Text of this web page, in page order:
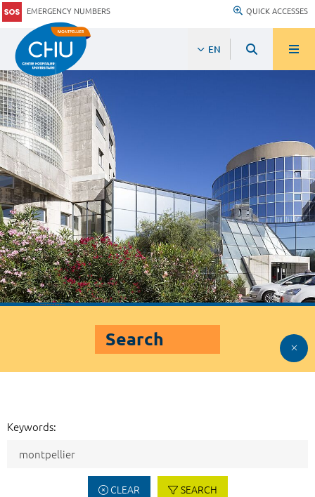
EMERGENCY NUMBERS QUICK ACCESSES
EN
Search
Keywords:
CLEAR SEARCH